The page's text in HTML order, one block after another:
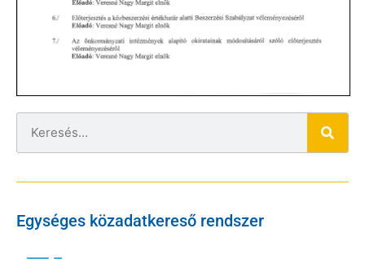
Egységes közadatkereső rendszer